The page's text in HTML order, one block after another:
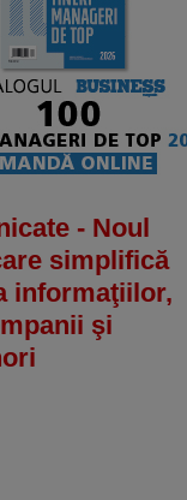
- Noul
simplifică
informaţiilor,
şi